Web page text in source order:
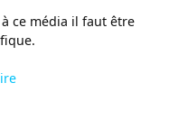
ce média il faut être